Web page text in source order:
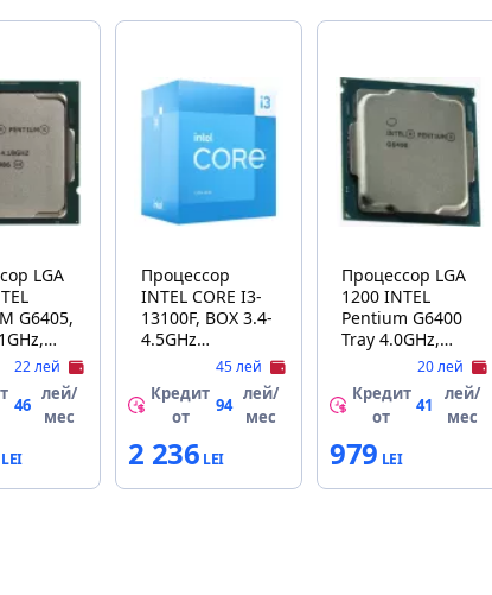
LGA
G6405,
Intel
4
22 лей
46
лей/
мес
Процессор
INTEL CORE I3-
13100F, BOX 3.4-
4.5GHz
(4P+0E/8T,
12MB,S1700,
10nm, No Integ.
Graphics, 58W)
45 лей
Кредит
от
94
лей/
мес
2 236
Процессор LGA
1200 INTEL
Pentium G6400
Tray 4.0GHz,
58W, Intel UHD
Graphics 610, 2
Cores, 4 Threads
20 лей
Кредит
от
41
лей/
мес
979